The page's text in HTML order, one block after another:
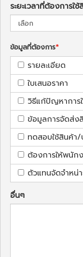
ระยะเวลาที่ต้องการใ
ข้อมูลที่ต้องการ
รายละเอียด
ใบเสนอราคา
วิธีแก้ปัญหาการ
ข้อมูลการจัดส่ง
ทดสอบใช้สินค้า/
ต้องการให้พนั
ตัวแทนจัดจำหน่
อื่นๆ